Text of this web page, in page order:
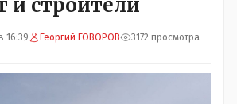
и строители
16:39 Георгий ГОВОРОВ 3172 просмотра